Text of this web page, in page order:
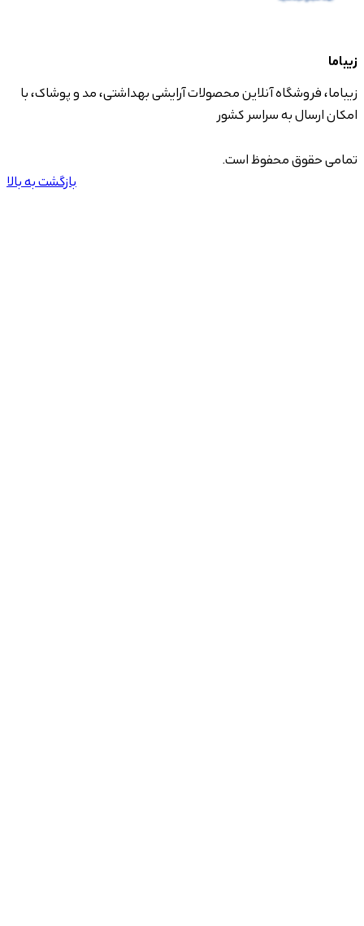
زیباما
زیباما، فروشگاه آنلاین محصولات آرایشی بهداشتی، مد و پوشاک، با
امکان ارسال به سراسر کشور
تمامی حقوق محفوظ است.
بازگشت به بالا